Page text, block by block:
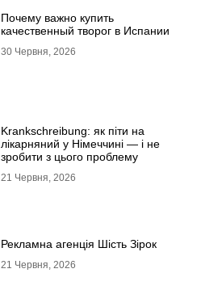
Почему важно купить
качественный творог в Испании
30 Червня, 2026
Krankschreibung: як піти на
лікарняний у Німеччині — і не
зробити з цього проблему
21 Червня, 2026
Рекламна агенція Шість Зірок
21 Червня, 2026